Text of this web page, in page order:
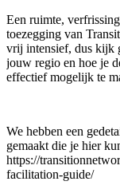
Een ruimte,
toezegging van
vrij intensief, dus kijk
jouw regio en hoe je
effectief mogelijk te
We hebben een
gemaakt die je hier
https://
facilitation-guide/